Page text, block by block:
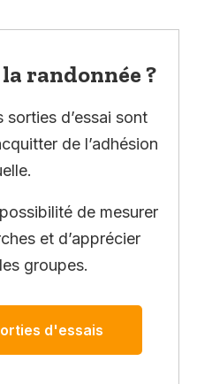
randonnée ?
d’essai sont
de l’adhésion
de mesurer
et d’apprécier
groupes.
d'essais